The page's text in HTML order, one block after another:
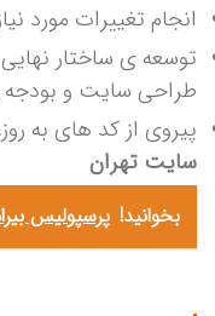
انجام تغییرات مورد
توسعه ی ساختار
طراحی سایت و بودجه
پیروی از کد های به
سایت تهران
بخوانید! پرسپولیس